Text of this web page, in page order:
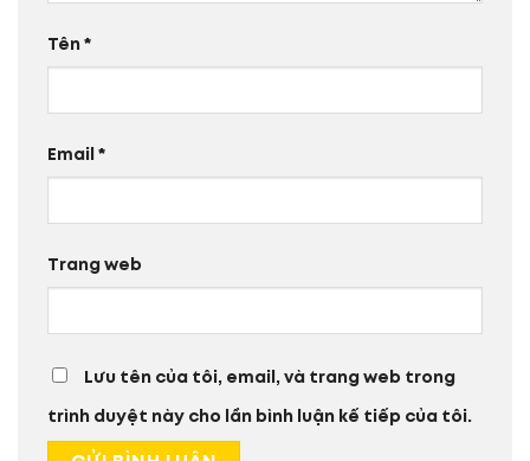
Tên *
Email *
Trang web
Lưu tên của tôi, email, và trang web trong
trình duyệt này cho lần bình luận kế tiếp của tôi.